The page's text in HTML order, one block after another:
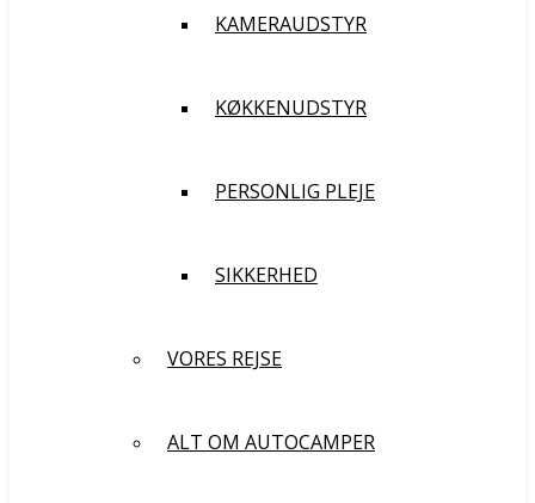
KAMERAUDSTYR
KØKKENUDSTYR
PERSONLIG PLEJE
SIKKERHED
VORES REJSE
ALT OM AUTOCAMPER